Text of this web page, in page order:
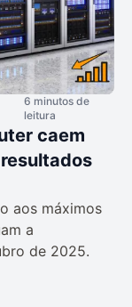
6 minutos de
leitura
caem
aos máximos
a
de 2025.